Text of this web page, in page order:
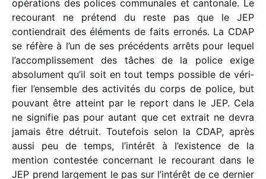
opéra­tions des polices commu­nales et canto­nale. Le
recou­rant ne prétend du reste pas que le JEP
contien­drait des éléments de faits erro­nés. La CDAP
se réfère à l’un de ses précé­dents arrêts pour lequel
l’ac­com­plis­se­ment des tâches de la police exige
abso­lu­ment qu’il soit en tout temps possible de véri­
fier l’en­semble des acti­vi­tés du corps de police, but
pouvant être atteint par le report dans le JEP. Cela
ne signi­fie pas pour autant que cet extrait ne devra
jamais être détruit. Toutefois selon la CDAP, après
aussi peu de temps, l’in­té­rêt à l’exis­tence de la
mention contes­tée concer­nant le recou­rant dans le
JEP prend large­ment le pas sur l’in­té­rêt de ce dernier